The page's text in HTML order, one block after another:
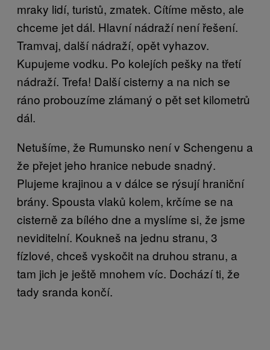
mraky lidí, turistů, zmatek. Cítíme město, ale
chceme jet dál. Hlavní nádraží není řešení.
Tramvaj, další nádraží, opět vyhazov.
Kupujeme vodku. Po kolejích pešky na třetí
nádraží. Trefa! Další cisterny a na nich se
ráno probouzíme zlámaný o pět set kilometrů
dál.
Netušíme, že Rumunsko není v Schengenu a
že přejet jeho hranice nebude snadný.
Plujeme krajinou a v dálce se rýsují hraniční
brány. Spousta vlaků kolem, krčíme se na
cisterně za bílého dne a myslíme si, že jsme
neviditelní. Koukneš na jednu stranu, 3
fízlové, chceš vyskočit na druhou stranu, a
tam jich je ještě mnohem víc. Dochází ti, že
tady sranda končí.